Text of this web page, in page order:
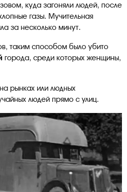
куда загоняли людей, после
газы. Мучительная
за несколько минут.
таким способом было убито
города, среди которых женщины,
рынках или людных
людей прямо с улиц.